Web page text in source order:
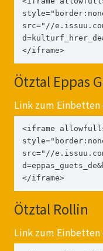
src="//
</iframe>
Ötztal Eppas
Link zum Einbetten
<iframe
src="//
</iframe>
Ötztal Rollin
Link zum Einbetten